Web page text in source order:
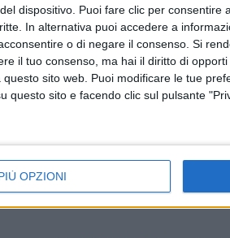
dispositivo. Puoi fare clic per
In alternativa puoi accedere a
o di negare il consenso. Si
il tuo consenso, ma hai il diritto di
sito web. Puoi modificare le tue
questo sito e facendo clic sul pulsante
OPZIONI
8 AGOSTO 2026
Latitanti del
arrestati, le